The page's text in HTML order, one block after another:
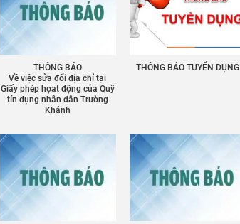
THÔNG BÁO
Về việc sửa đổi địa chỉ tại
Giấy phép họat động của Quỹ
tín dụng nhân dân Trường
Khánh
THÔNG BÁO TUYỂN DỤNG